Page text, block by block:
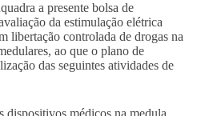
a presente bolsa de
da estimulação elétrica
libertação controlada de drogas na
ao que o plano de
das seguintes atividades de
dispositivos médicos na medula